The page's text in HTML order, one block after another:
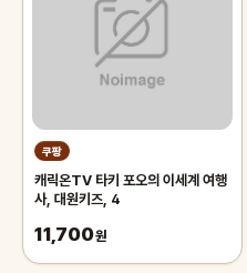
쿠팡
캐릭온TV 타키 포오의 이세계 여행
사, 대원키즈, 4
11,700원